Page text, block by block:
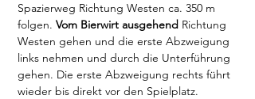
Spazierweg Richtung Westen ca. 350 m
folgen. Vom Bierwirt ausgehend Richtung
Westen gehen und die erste Abzweigung
links nehmen und durch die Unterführung
gehen. Die erste Abzweigung rechts führt
wieder bis direkt vor den Spielplatz.